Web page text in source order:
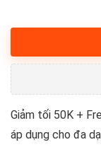
Giảm tối 50K +
áp dụng cho đa